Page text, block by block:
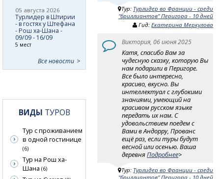
Тур: Турлидер во Франции - среди
"бриллиантов" Перигора - 10 дней
Гид:Екатерина Меркулова
Виктория, 06 июня 2025
Катя, спасибо Вам за
чудесную сказку, которую Вы
нам подарили в Перигоре.
Все было интересно,
красиво, вкусно. Вы
интеллектуал с глубокими
знаниями, умеющий на
красивом русском языке
передать их нам. С
удовольствием поедем с
Вами в Андорру, Прованс
ещё раз, если туры будут
весной или осенью. Ваша
деревняПодробнее>
Тур: Турлидер во Франции - среди
"бриллиантов" Перигора - 10 дней
05 августа 2026
Турлидер в Штирии
- в гостях у Штефана
- Рош ха-Шана -
09/09 - 16/09
5 мест
Все новости
ВИДЫ ТУРОВ
Тур с проживанием
в одной гостинице
(6)
Тур на Рош ха-
Шана (6)